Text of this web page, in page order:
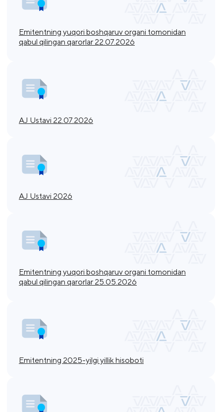
Emitentning yuqori boshqaruv organi tomonidan
qabul qilingan qarorlar 22.07.2026
AJ Ustavi 22.07.2026
AJ Ustavi 2026
Emitentning yuqori boshqaruv organi tomonidan
qabul qilingan qarorlar 25.05.2026
Emitentning 2025-yilgi yillik hisoboti